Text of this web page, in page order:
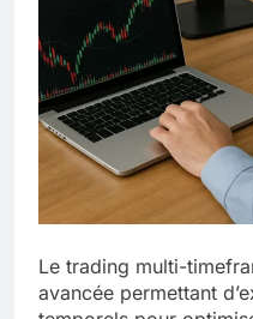
Le trading multi-
avancée permettant